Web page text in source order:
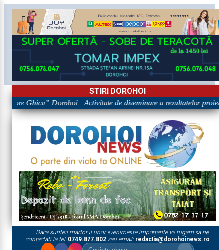
STIRI DOROHOI
Ghica” Dorohoi - Activitate de diseminare a rezultatelor
Daca sunteti martorul unor evenimente importante va rugam sa ne
contactati la tel: 0749.877.802sau email: redactia@dorohoinews.ro